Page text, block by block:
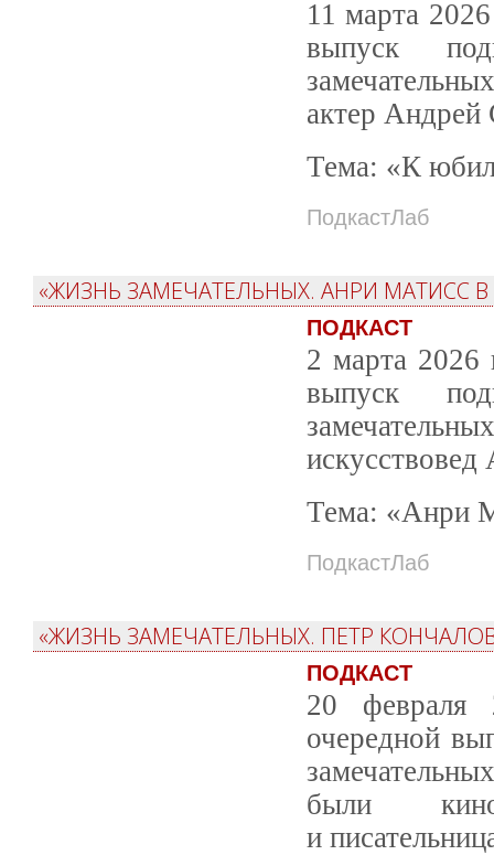
11 марта
выпуск
актер
Тема: «К
ПодкастЛаб
«ЖИЗНЬ ЗАМЕЧАТЕЛЬНЫХ. АНРИ МАТИСС
ПОДКАСТ
2 марта 2026
выпуск
Тема: «Анри
ПодкастЛаб
«ЖИЗНЬ ЗАМЕЧАТЕЛЬНЫХ. ПЕТР
ПОДКАСТ
20 февраля
очередной
были
и